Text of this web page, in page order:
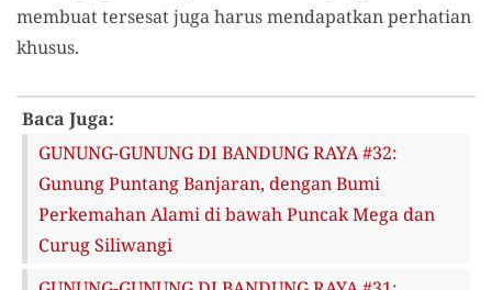
membuat tersesat jugaharus mendapatkanperhatian
khusus.
Baca Juga:
GUNUNG-GUNUNG DI BANDUNG RAYA #32:
Gunung Puntang Banjaran, dengan Bumi
Perkemahan Alami di bawah Puncak Mega dan
Curug Siliwangi